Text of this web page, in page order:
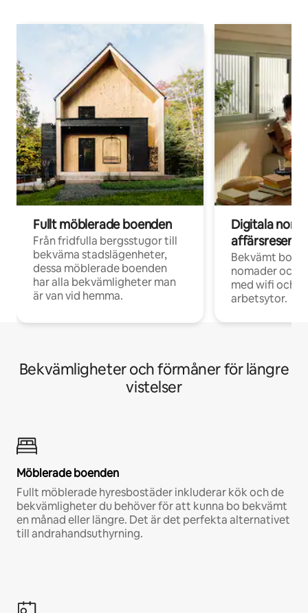
Fullt möblerade boenden
Från fridfulla bergsstugor till
bekväma stadslägenheter,
dessa möblerade boenden
har alla bekvämligheter man
är van vid hemma.
Digitala
Bekvämt
nomader och
med wifi och
arbetsytor.
Bekvämligheter och förmåner för längre
vistelser
Möblerade boenden
Fullt möblerade hyresbostäder inkluderar kök och de
bekvämligheter du behöver för att kunna bo bekvämt
en månad eller längre. Det är det perfekta alternativet
till andrahandsuthyrning.